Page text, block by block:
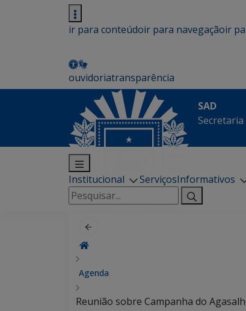
ir para conteúdoir para navegaçãoir
ouvidoriatransparência
SAD
Institucional ServiçosInformativos
Pesquisar
por:
Agenda
Reunião sobre Campanha do